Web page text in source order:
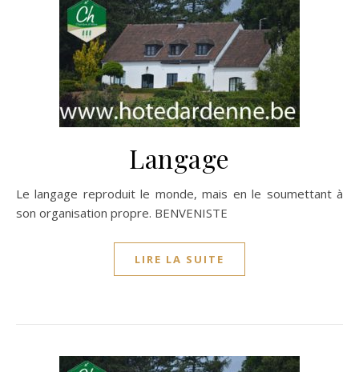
Langage
Le langage reproduit le monde, mais en le soumettant à
son organisation propre. BENVENISTE
LIRE LA SUITE